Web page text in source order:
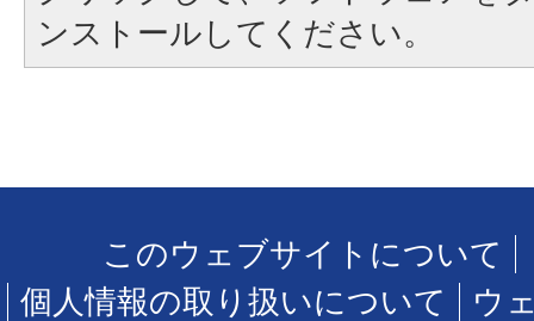
ンストールしてください。
このウェブサイトについて
個人情報の取り扱いについて
ウ